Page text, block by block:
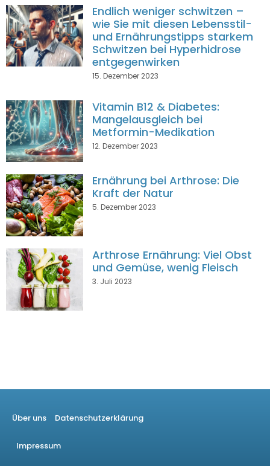
Endlich weniger schwitzen –
wie Sie mit diesen Lebensstil-
und Ernährungstipps starkem
Schwitzen bei Hyperhidrose
entgegenwirken
15. Dezember 2023
Vitamin B12 & Diabetes:
Mangelausgleich bei
Metformin-Medikation
12. Dezember 2023
Ernährung bei Arthrose: Die
Kraft der Natur
5. Dezember 2023
Arthrose Ernährung: Viel Obst
und Gemüse, wenig Fleisch
3. Juli 2023
Über uns Datenschutzerklärung
Impressum